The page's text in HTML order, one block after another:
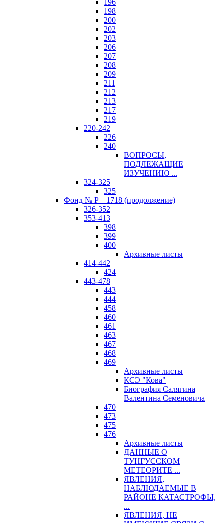
196
198
200
202
203
206
207
208
209
211
212
213
217
219
220-242
226
240
ВОПРОСЫ,
ПОДЛЕЖАЩИЕ
ИЗУЧЕНИЮ ...
324-325
325
Фонд № P – 1718 (продолжение)
326-352
353-413
398
399
400
Архивные листы
414-442
424
443-478
443
444
458
460
461
463
467
468
469
Архивные листы
КСЭ "Кова"
Биография Салягина
Валентина Семеновича
470
473
475
476
Архивные листы
ДАННЫЕ О
ТУНГУССКОМ
МЕТЕОРИТЕ ...
ЯВЛЕНИЯ,
НАБЛЮДАЕМЫЕ В
РАЙОНЕ КАТАСТРОФЫ,
...
ЯВЛЕНИЯ, НЕ